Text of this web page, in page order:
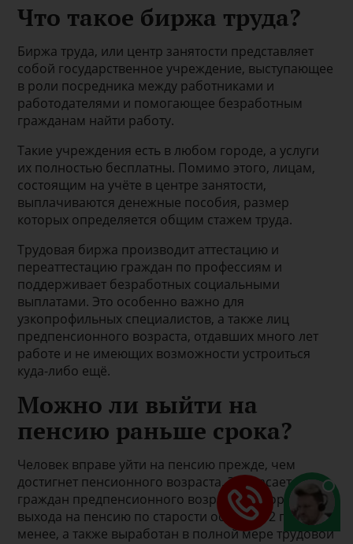
Что такое биржа труда?
Биржа труда, или центр занятости представляет
собой государственное учреждение, выступающее
в роли посредника между работниками и
работодателями и помогающее безработным
гражданам найти работу.
Такие учреждения есть в любом городе, а услуги
их полностью бесплатны. Помимо этого, лицам,
состоящим на учёте в центре занятости,
выплачиваются денежные пособия, размер
которых определяется общим стажем труда.
Трудовая биржа производит аттестацию и
переаттестацию граждан по профессиям и
поддерживает безработных социальными
выплатами. Это особенно важно для
узкопрофильных специалистов, а также лиц
предпенсионного возраста, отдавших много лет
работе и не имеющих возможности устроиться
куда-либо ещё.
Можно ли выйти на
пенсию раньше срока?
Человек вправе уйти на пенсию прежде, чем
достигнет пенсионного возраста. Это касается
граждан предпенсионного возраста, которым до
выхода на пенсию по старости осталось 2 года или
менее, а также выработан в полной мере трудовой